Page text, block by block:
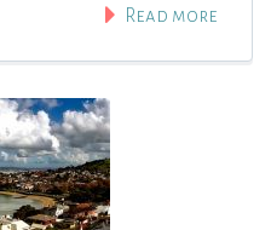
Read more